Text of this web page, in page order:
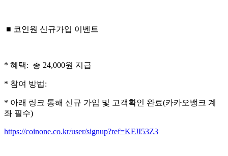
■ 코인원 신규가입 이벤트
* 혜택: 총 24,000원 지급
* 참여 방법:
* 아래 링크 통해 신규 가입 및 고객확인 완료(카카오뱅크 계
좌 필수)
https://coinone.co.kr/user/signup?ref=KFJI53Z3